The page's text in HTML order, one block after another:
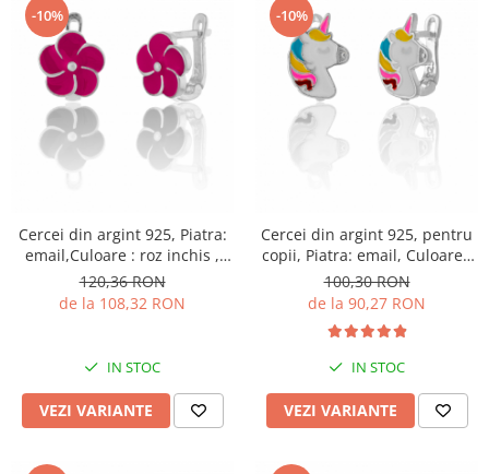
-10%
Cercei din argint 925, Piatra:
email,Culoare : roz inchis ,
Sonis Silver
120,36 RON
de la 108,32 RON
IN STOC
VEZI VARIANTE
-10%
Cercei din argint 925, pentru
copii, Piatra: email, Culoare :
multicolor , Sonis Silver
100,30 RON
de la 90,27 RON
IN STOC
VEZI VARIANTE